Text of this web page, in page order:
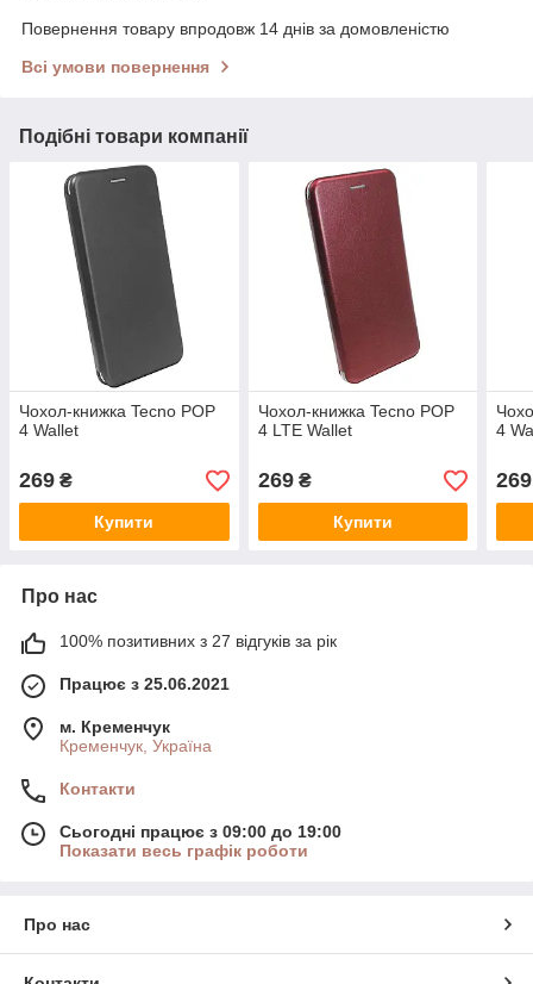
Повернення товару впродовж 14 днів за домовленістю
Всі умови повернення
Подібні товари компанії
Чохол-книжка Tecno POP
4 Wallet
269 ₴
Купити
Чохол-книжка Tecno POP
4 LTE Wallet
269₴
Купити
4
269
Про нас
100% позитивних з 27 відгуків за рік
Працює з 25.06.2021
м. Кременчук
Кременчук, Україна
Контакти
Сьогодні працює з 09:00 до 19:00
Показати весь графік роботи
Про нас